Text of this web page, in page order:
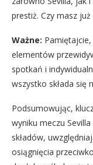
prestiż. Czy masz
Ważne:
elementów
spotkań i
wszystko składa się
Podsumowując,
wyniku meczu
składów,
osiągnięcia